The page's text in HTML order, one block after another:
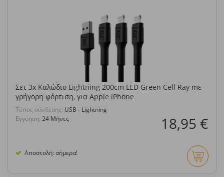
Σετ 3x Καλώδιο Lightning 200cm LED Green Cell Ray mε
γρήγορη φόρτιση, για Apple iPhone
Τύπος σύνδεσης: USB - Lightning
Εγγύηση: 24 Μήνες 18,95 €
Αποστολή: σήμερα!